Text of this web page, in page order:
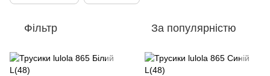
Фільтр За популярністю